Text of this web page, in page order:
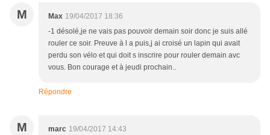
M Max 19/04/2017 18:36
-1 désolé,je ne vais pas pouvoir demain soir donc je suis allé
rouler ce soir. Preuve à l a puis,j ai croisé un lapin qui avait
perdu son vélo et qui doit s inscrire pour rouler demain avc
vous. Bon courage et à jeudi prochain..
Répondre
M marc 19/04/2017 14:43